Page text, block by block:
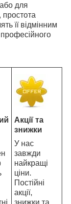
для
її відмінним
Акції та
знижки
У нас
завжди
найкращі
ціни.
Постійні
акції,
знижки та